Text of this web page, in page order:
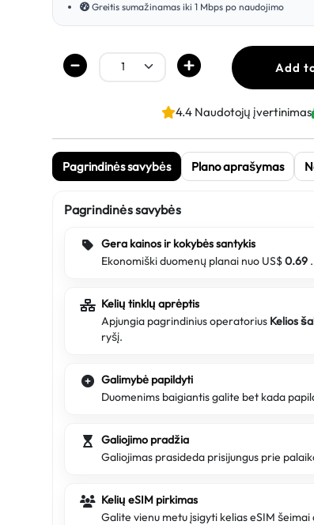
Greitis sumažinamas iki 1 Mbps po naudojimo
Add
4.4 Naudotojų įvertinimas
Pagrindinės savybės Plano aprašymas
Pagrindinės savybės
Gera kainos ir kokybės santykis
Ekonomiški duomenų planai nuo US$0.69 .
Kelių tinklų aprėptis
Apjungia pagrindinius operatorius Kelios
ryšį.
Galimybė papildyti
Duomenims baigiantis galite bet kada
Galiojimo pradžia
Galiojimas prasideda prisijungus prie
Kelių eSIM pirkimas
Galite vienu metu įsigyti kelias eSIM